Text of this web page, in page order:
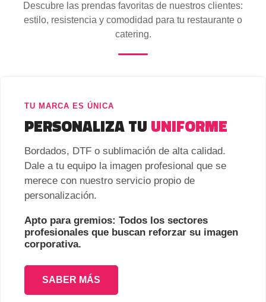
Descubre las prendas favoritas de nuestros clientes:
estilo, resistencia y comodidad para tu restaurante o
catering.
TU MARCA ES ÚNICA
PERSONALIZA TU UNIFORME
Bordados, DTF o sublimación de alta calidad.
Dale a tu equipo la imagen profesional que se
merece con nuestro servicio propio de
personalización.
Apto para gremios: Todos los sectores
profesionales que buscan reforzar su imagen
corporativa.
SABER MÁS